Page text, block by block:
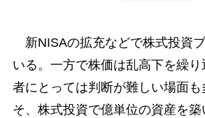
新NISAの拡充などで株式投資
いる。一方で株価は乱高下を繰
者にとっては判断が難しい場面も
そ、株式投資で億単位の資産を築